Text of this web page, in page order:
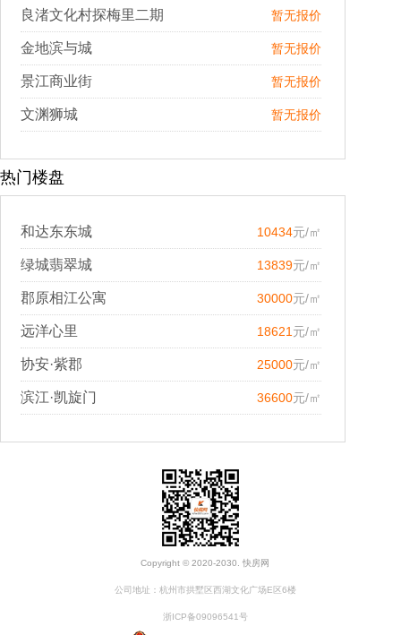
良渚文化村探梅里二期 暂无报价
金地滨与城 暂无报价
景江商业街 暂无报价
文渊狮城 暂无报价
热门楼盘
和达东东城 10434元/㎡
绿城翡翠城 13839元/㎡
郡原相江公寓 30000元/㎡
远洋心里 18621 元/㎡
协安·紫郡 25000元/㎡
滨江·凯旋门 36600元/㎡
Copyright © 2020-2030. 快房网
公司地址：杭州市拱墅区西湖文化广场E区6楼
浙ICP备09096541号